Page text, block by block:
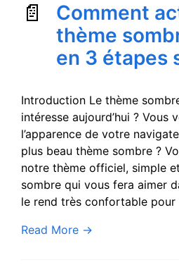
Comment
thème
en 3 étapes
Introduction Le thème
intéresse aujourd’hui ? Vous
l’apparence de votre
plus beau thème sombre ?
notre thème officiel, simple
sombre qui vous fera aimer
le rend très confortable
Read More →